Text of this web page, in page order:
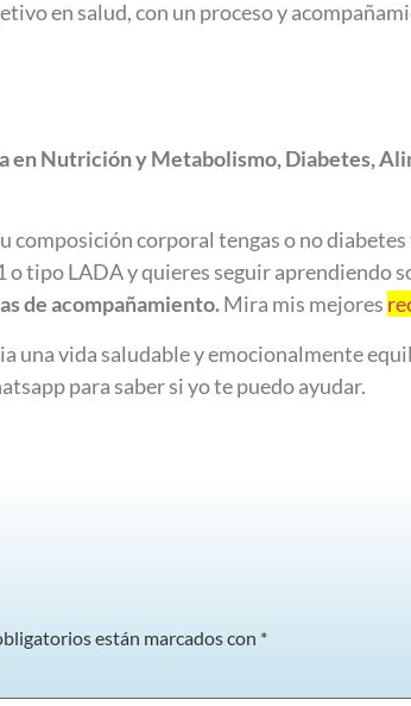
en salud, con un proceso y
en Nutrición y Metabolismo, Diabetes,
corporal tengas o no diabetes
tipo LADA y quieres seguir aprendiendo
de acompañamiento.Mira mis mejores
una vida saludable y emocionalmente
para saber si yo te puedo ayudar.
están marcados con *